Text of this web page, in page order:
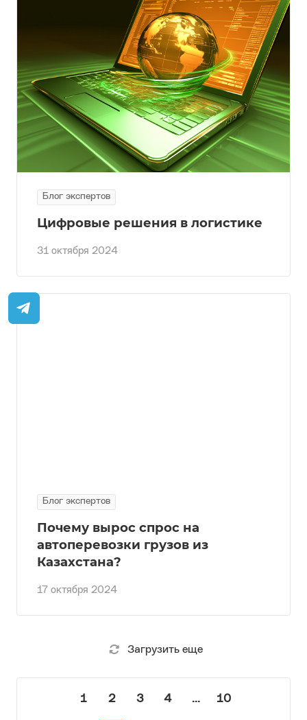
Блог экспертов
31 октября 2024
Цифровые решения в логистике
Блог экспертов
17 октября 2024
Почему вырос спрос на
автоперевозки грузов из
Казахстана?
Загрузить еще
1 2 3 4 ... 10